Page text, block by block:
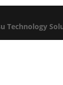
Technology